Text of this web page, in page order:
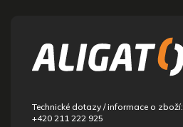
Technické dotazy / informace o zboží:
+420 211 222 925